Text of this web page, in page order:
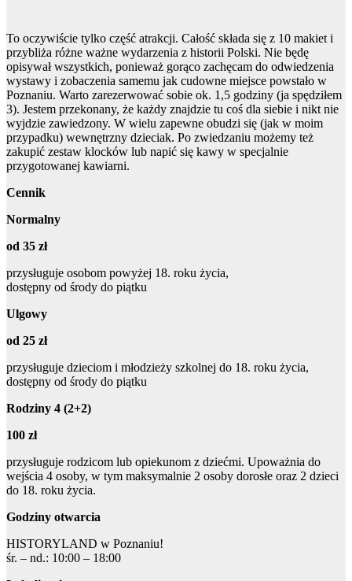
To oczywiście tylko część atrakcji. Całość składa się z 10 makiet i
przybliża różne ważne wydarzenia z historii Polski. Nie będę
opisywał wszystkich, ponieważ gorąco zachęcam do odwiedzenia
wystawy i zobaczenia samemu jak cudowne miejsce powstało w
Poznaniu. Warto zarezerwować sobie ok. 1,5 godziny (ja spędziłem
3). Jestem przekonany, że każdy znajdzie tu coś dla siebie i nikt nie
wyjdzie zawiedzony. W wielu zapewne obudzi się (jak w moim
przypadku) wewnętrzny dzieciak. Po zwiedzaniu możemy też
zakupić zestaw klocków lub napić się kawy w specjalnie
przygotowanej kawiarni.
Cennik
Normalny
od 35 zł
przysługuje osobom powyżej 18. roku życia,
dostępny od środy do piątku
Ulgowy
od 25 zł
przysługuje dzieciom i młodzieży szkolnej do 18. roku życia,
dostępny od środy do piątku
Rodziny 4 (2+2)
100 zł
przysługuje rodzicom lub opiekunom z dziećmi. Upoważnia do
wejścia 4 osoby, w tym maksymalnie 2 osoby dorosłe oraz 2 dzieci
do 18. roku życia.
Godziny otwarcia
HISTORYLAND w Poznaniu!
śr. – nd.: 10:00 – 18:00